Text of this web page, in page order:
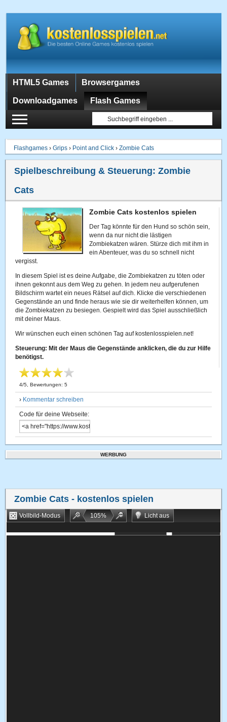
HTML5 Games Browsergames
Downloadgames Flash Games
Flashgames ›Grips › Point and Click ›Zombie Cats
Spielbeschreibung & Steuerung:Zombie
Cats
Zombie Cats kostenlos spielen
Der Tag könnte für den Hund so schön sein,
wenn da nur nicht die lästigen
Zombiekatzen wären. Stürze dich mit ihm in
ein Abenteuer, was du so schnell nicht
vergisst.
In diesem Spiel ist es deine Aufgabe, die Zombiekatzen zu töten oder
ihnen gekonnt aus dem Weg zu gehen. In jedem neu aufgerufenen
Bildschirm wartet ein neues Rätsel auf dich. Klicke die verschiedenen
Gegenstände an und finde heraus wie sie dir weiterhelfen können, um
die Zombiekatzen zu besiegen. Gespielt wird das Spiel ausschließlich
mit deiner Maus.
Wir wünschen euch einen schönen Tag auf kostenlosspielen.net!
Steuerung: Mit der Maus die Gegenstände anklicken, die du zur Hilfe
benötigst.
4/5 , Bewertungen:5
› Kommentar schreiben
Code für deine Webseite:
WERBUNG
Zombie Cats - kostenlos spielen
Vollbild-Modus 105%
Licht aus